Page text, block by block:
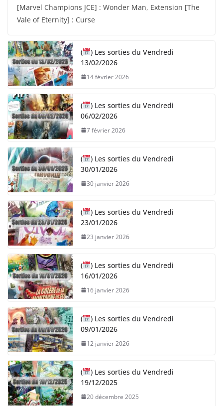
[Marvel Champions JCE] : Wonder Man, Extension [The
Vale of Eternity] : Curse
(
) Les sorties du Vendredi
13/02/2026
14 février 2026
(
) Les sorties du Vendredi
06/02/2026
7 février 2026
(
) Les sorties du Vendredi
30/01/2026
30 janvier 2026
(
) Les sorties du Vendredi
23/01/2026
23 janvier 2026
(
) Les sorties du Vendredi
16/01/2026
16 janvier 2026
(
) Les sorties du Vendredi
09/01/2026
12 janvier 2026
(
) Les sorties du Vendredi
19/12/2025
20 décembre 2025